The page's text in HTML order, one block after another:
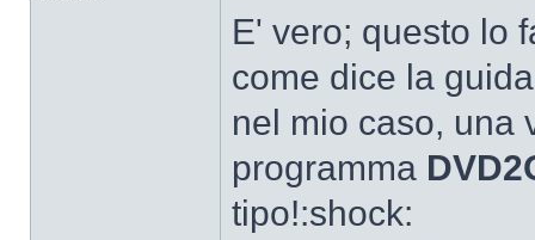
E' vero; questo lo
come dice la
nel mio caso, una
programma
tipo!:shock: